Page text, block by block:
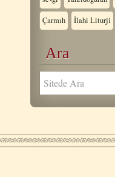
Çarmıh İlahi Liturji
Ara